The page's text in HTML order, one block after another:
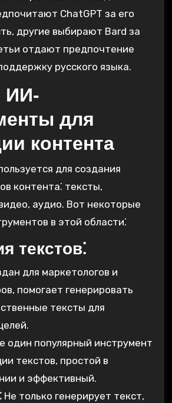
ChatGPT за его
другие выбирают Bard за
отдают предпочтение
русского языка.
ИИ-
для
контента
для создания
контента⁚ тексты,
аудио. Вот некоторые
в этой области⁚
текстов⁚
для маркетологов и
помогает генерировать
тексты для
один популярный инструмент
текстов, простой в
и эффективный.
Не только генерирует текст,